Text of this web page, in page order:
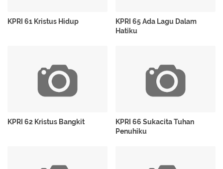
KPRI 61 Kristus Hidup
KPRI 65 Ada Lagu Dalam
Hatiku
KPRI 62 Kristus Bangkit
KPRI 66 Sukacita Tuhan
Penuhiku